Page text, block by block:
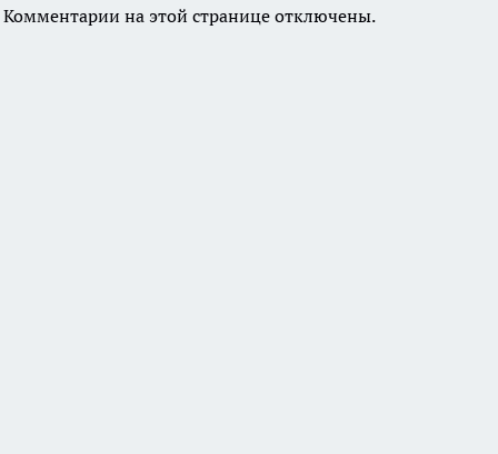
Комментарии на этой странице отключены.